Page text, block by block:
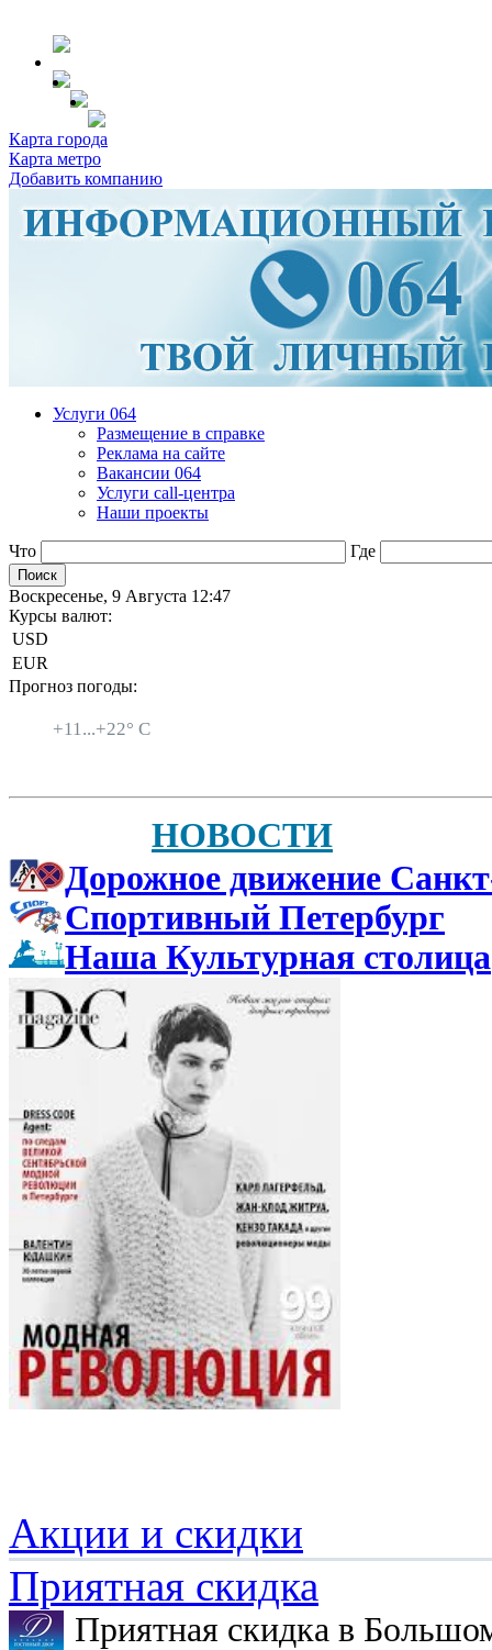
Карта города
Карта метро
Добавить компанию
Услуги 064
Размещение в справке
Реклама на сайте
Вакансии 064
Услуги call-центра
Наши проекты
Что Где
Воскресенье, 9 Августа 12:47
Курсы валют:
USD
EUR
Прогноз погоды:
+11...+22° C
НОВОСТИ
Дорожное движение
Спортивный Петербург
Наша Культурная столица
Акции и скидки
Приятная скидка
Приятная скидка в